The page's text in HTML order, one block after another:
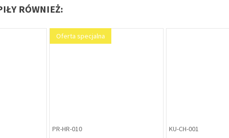
RÓWNIEŻ:
OO-WI-000 ZP-SE-105